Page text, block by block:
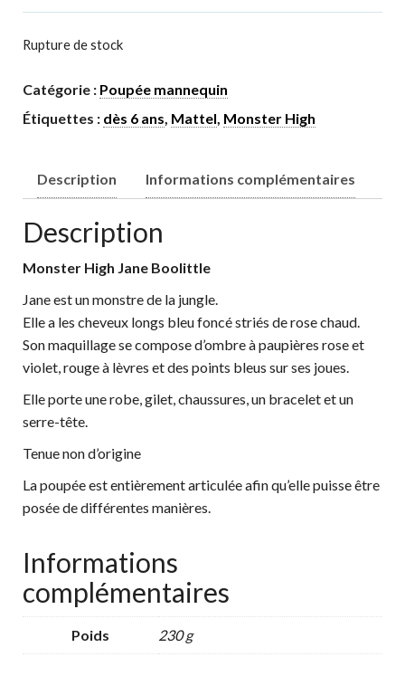
Rupture de stock
Catégorie : Poupée mannequin
Étiquettes : dès 6 ans, Mattel, Monster High
Description Informations complémentaires
Description
Monster High Jane Boolittle
Jane est un monstre de la jungle.
Elle a les cheveux longs bleu foncé striés de rose chaud.
Son maquillage se compose d’ombre à paupières rose et
violet, rouge à lèvres et des points bleus sur ses joues.
Elle porte une robe, gilet, chaussures, un bracelet et un
serre-tête.
Tenue non d’origine
La poupée est entièrement articulée afin qu’elle puisse être
posée de différentes manières.
Informations
complémentaires
Poids 230 g